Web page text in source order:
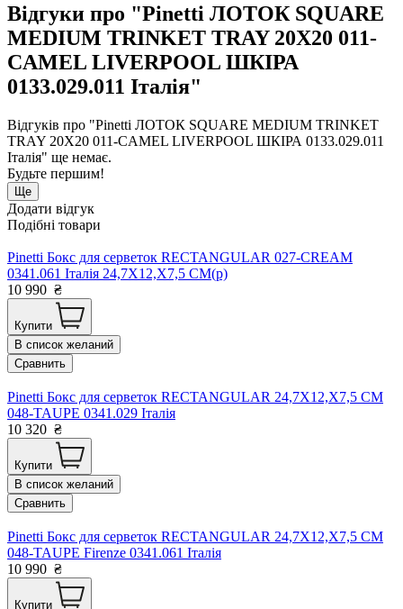
Відгуки про "Pinetti ЛОТОК SQUARE
MEDIUM TRINKET TRAY 20X20 011-
CAMEL LIVERPOOL ШКІРА
0133.029.011 Італія"
Відгуків про "Pinetti ЛОТОК SQUARE MEDIUM TRINKET
TRAY 20X20 011-CAMEL LIVERPOOL ШКІРА 0133.029.011
Італія" ще немає.
Будьте першим!
Ще
Додати відгук
Подібні товари
Pinetti Бокс для серветок RECTANGULAR 027-CREAM
0341.061 Італія 24,7X12,X7,5 CM(р)
10 990 ₴
Купити
В список желаний
Сравнить
Pinetti Бокс для серветок RECTANGULAR 24,7X12,X7,5 CM
048-TAUPE 0341.029 Італія
10 320 ₴
Купити
В список желаний
Сравнить
Pinetti Бокс для серветок RECTANGULAR 24,7X12,X7,5 CM
048-TAUPE Firenze 0341.061 Італія
10 990 ₴
Купити